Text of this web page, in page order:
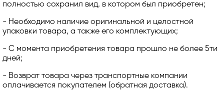
полностью сохранил вид, в котором был приобретен;
- Необходимо наличие оригинальной и целостной
упаковки товара, а также его комплектующих;
- С момента приобретения товара прошло не более 5ти
дней;
- Возврат товара через транспортные компании
оплачивается покупателем (обратная доставка).